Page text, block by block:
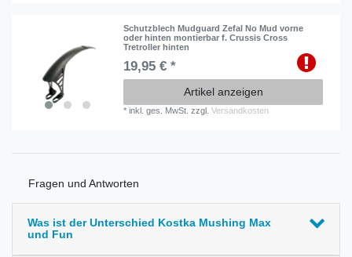
Schutzblech Mudguard Zefal No Mud vorne
oder hinten montierbar f. Crussis Cross
Tretroller hinten
19,95 € *
Artikel anzeigen
*inkl. ges. MwSt. zzgl.Versandkosten
Fragen und Antworten
Was ist der Unterschied Kostka Mushing Max
und Fun